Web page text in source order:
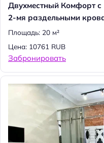
Двухместный Комфорт с
2-мя раздельными
Площадь: 20 м²
Цена: 10761 RUB
Забронировать